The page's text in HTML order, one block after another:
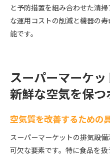
と予防措置を組み合わせた清
な運用コストの削減と機器の
能です。
スーパーマーケ
新鮮な空気を保つ
空気質を改善するための
スーパーマーケットの排気設
可欠な要素です。特に食品を